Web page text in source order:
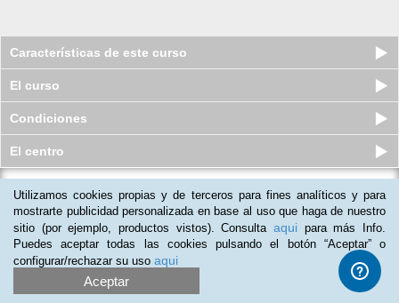
Características de este curso
El curso
Condiciones
El centro
Curso online de Marketing
estratégico y posicionamiento de
marca
Plazas agotadas
39usd
Utilizamos cookies propias y de terceros para fines analíticos y para
mostrarte publicidad personalizada en base al uso que haga de nuestro
sitio (por ejemplo, productos vistos). Consulta aqui para más Info.
Puedes aceptar todas las cookies pulsando el botón “Aceptar” o
configurar/rechazar su uso aqui
Aceptar